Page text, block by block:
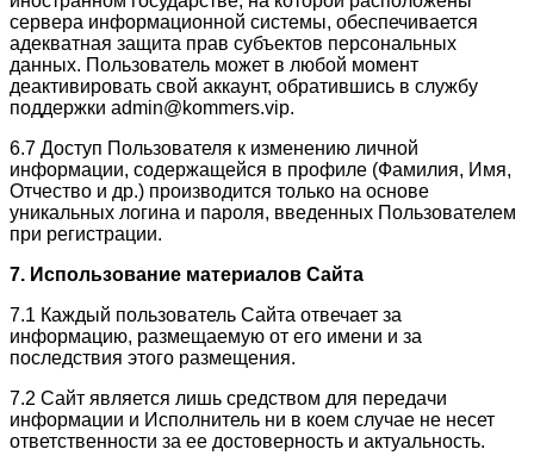
сервера информационной системы, обеспечивается
адекватная защита прав субъектов персональных
данных. Пользователь может в любой момент
деактивировать свой аккаунт, обратившись в службу
поддержки admin@kommers.vip.
6.7 Доступ Пользователя к изменению личной
информации, содержащейся в профиле (Фамилия, Имя,
Отчество и др.) производится только на основе
уникальных логина и пароля, введенных Пользователем
при регистрации.
7. Использование материалов Сайта
7.1 Каждый пользователь Сайта отвечает за
информацию, размещаемую от его имени и за
последствия этого размещения.
7.2 Сайт является лишь средством для передачи
информации и Исполнитель ни в коем случае не несет
ответственности за ее достоверность и актуальность.